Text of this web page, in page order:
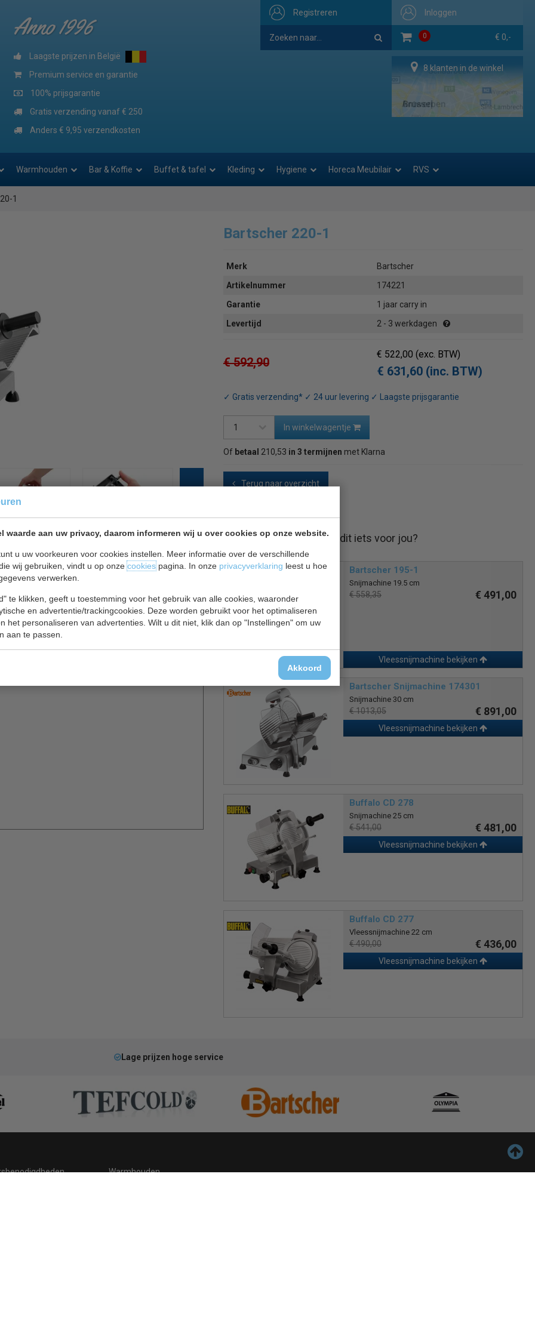
waarde aan uw privacy, daarom informeren wij u over cookies op onze website.
u uw voorkeuren voor cookies instellen. Meer informatie over de verschillende
wij gebruiken, vindt u op onzecookiespagina. In onze privacyverklaring leest u hoe
verwerken.
te klikken, geeft u toestemming voor het gebruik van alle cookies, waaronder
en advertentie/trackingcookies. Deze worden gebruikt voor het optimaliseren
het personaliseren van advertenties. Wilt u dit niet, klik dan op "Instellingen" om uw
aan te passen.
Akkoord
Inloggen
0 € 0,-
Registreren
Anno 1996
Laagste prijzen in België
Premium service en garantie
100% prijsgarantie
Gratis verzending vanaf € 250
Anders € 9,95 verzendkosten
8 klanten in de winkel
Warmhouden Bar & Koffie Buffet & tafel Kleding Hygiene Horeca Meubilair RVS
1
Bartscher 220-1
Merk
Bartscher
Artikelnummer
174221
Garantie
1 jaar carry in
Levertijd
2 - 3 werkdagen
€ 592,90
€ 522,00(exc. BTW)
€ 631,60 (inc. BTW)
✓ Gratis verzending* ✓ 24 uur levering ✓ Laagste prijsgarantie
In winkelwagentje
Of betaal 210,53 in 3 termijnen met Klarna
Terug naar overzicht
mes overtuigt door technische features op
messenslijper, een snijgeleiding en om de
een magneetschakelaar.
snijgeleider, restenhouder, materiaal van
Is dit iets voor jou?
Bartscher 195-1
Snijmachine 19.5 cm
€ 558,35 € 491,00
Vleessnijmachine bekijken
Bartscher Snijmachine 174301
Snijmachine 30 cm
€ 1013,05 € 891,00
Vleessnijmachine bekijken
Buffalo CD 278
Snijmachine 25 cm
€ 541,00 € 481,00
Vleessnijmachine bekijken
Buffalo CD 277
Vleessnijmachine 22 cm
€ 490,00 € 436,00
Vleessnijmachine bekijken
Lage prijzen hoge service
Warmhouden